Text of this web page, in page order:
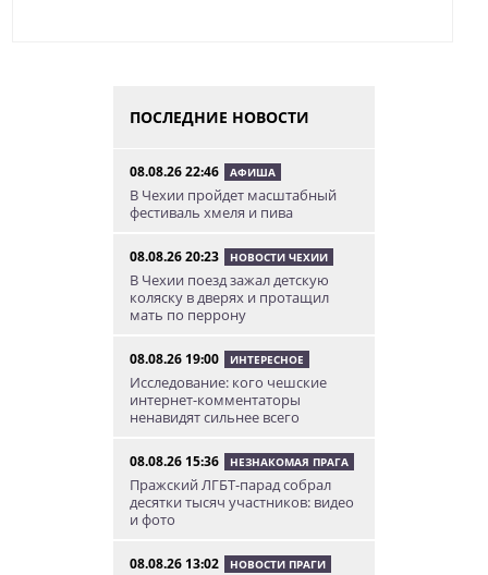
ПОСЛЕДНИЕ НОВОСТИ
08.08.26 22:46 АФИША
В Чехии пройдет масштабный
фестиваль хмеля и пива
08.08.26 20:23 НОВОСТИ ЧЕХИИ
В Чехии поезд зажал детскую
коляску в дверях и протащил
мать по перрону
08.08.26 19:00 ИНТЕРЕСНОЕ
Исследование: кого чешские
интернет-комментаторы
ненавидят сильнее всего
08.08.26 15:36 НЕЗНАКОМАЯ ПРАГА
Пражский ЛГБТ-парад собрал
десятки тысяч участников: видео
и фото
08.08.26 13:02 НОВОСТИ ПРАГИ